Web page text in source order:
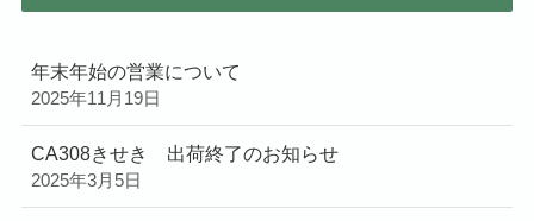
年末年始の営業について
2025年11月19日
CA308きせき 出荷終了のお知らせ
2025年3月5日